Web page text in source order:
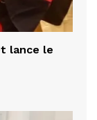
lance le